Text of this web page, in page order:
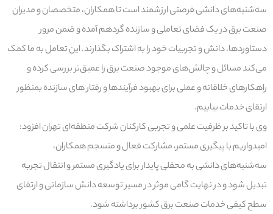
سه‌شنبه‌های دانشی فرصتی ارزشمند است تا همکاران، متخصصان و مدیران
صنعت برق در یک فضای تعاملی و سازنده گردهم آمده و ضمن مرور
دستاوردها، دانش و تجربیات خود را به اشتراک بگذارند. این تعامل به ما کمک
می‌کند مسائل و چالش‌های موجود صنعت برق را عمیق‌تر بررسی کرده و
راهکارهای خلاقانه و عملی برای بهبود فرآیندها و رفتار های سازنده بمنظور
ارتقای خدمات بیابیم.
وی با تاکید بر ظرفیت علمی و تجربی کارکنان شرکت منطقه‌ای تهران افزود:
امیدواریم با پیگیری مستمر، مشارکت فعال و منسجم همکاران،
سه‌شنبه‌های دانشی به محفلی پایدار برای یادگیری مستمر و انتقال تجربه
تبدیل شود و در نهایت گامی موثر در مسیر توسعه دانش سازمانی و ارتقای
سطح کیفی خدمات صنعت برق کشور برداشته شود.